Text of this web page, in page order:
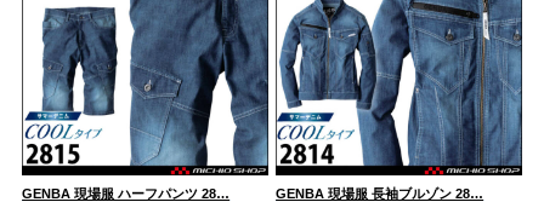
GENBA 現場服 ハーフパンツ 28… GENBA 現場服 長袖ブルゾン 28…